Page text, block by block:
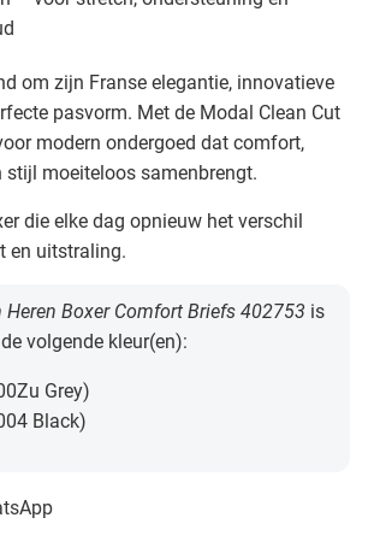
om zijn Franse elegantie, innovatieve
pasvorm. Met de Modal Clean Cut
modern ondergoed dat comfort,
moeiteloos samenbrengt.
die elke dag opnieuw het verschil
en uitstraling.
Heren Boxer Comfort Briefs 402753 is
volgende kleur(en):
Grey)
Black)